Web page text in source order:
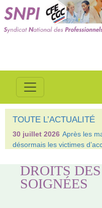
TOUTE L’ACTUALITÉ
30 juillet 2026 Après les
désormais les victimes
DROITS
SOIGNÉES